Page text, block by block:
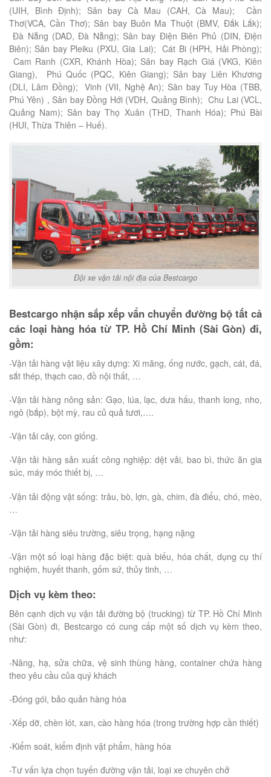
(UIH, Bình Định); Sân bay Cà Mau (CAH, Cà Mau); Cần
Thơ(VCA, Cần Thơ); Sân bay Buôn Ma Thuột (BMV, Đắk Lắk);
Đà Nẵng (DAD, Đà Nẵng); Sân bay Điện Biên Phủ (DIN, Điện
Biên); Sân bay Pleiku (PXU, Gia Lai); Cát Bi (HPH, Hải Phòng);
Cam Ranh (CXR, Khánh Hòa); Sân bay Rạch Giá (VKG, Kiên
Giang), Phú Quốc (PQC, Kiên Giang); Sân bay Liên Khương
(DLI, Lâm Đồng); Vinh (VII, Nghệ An); Sân bay Tuy Hòa (TBB,
Phú Yên) , Sân bay Đồng Hới (VDH, Quảng Bình); Chu Lai (VCL,
Quảng Nam); Sân bay Thọ Xuân (THD, Thanh Hóa); Phú Bài
(HUI, Thừa Thiên – Huế).
Đội xe vận tải nội địa của Bestcargo
Bestcargo nhận sắp xếp vẩn chuyển đường bộ tất cả
các loại hàng hóa từ TP. Hồ Chí Minh (Sài Gòn) đi,
gồm:
-Vận tải hàng vật liệu xây dựng: Xi măng, ống nước, gạch, cát, đá,
sắt thép, thạch cao, đồ nội thất, …
-Vận tải hàng nông sản: Gạo, lúa, lạc, dưa hấu, thanh long, nho,
ngô (bắp), bột mỳ, rau củ quả tươi,….
-Vận tải cây, con giống.
-Vận tải hàng sản xuất công nghiệp: dệt vải, bao bì, thức ăn gia
súc, máy móc thiết bị, …
-Vận tải động vật sống: trâu, bò, lợn, gà, chim, đà điểu, chó, mèo,
…
-Vận tải hàng siêu trường, siêu trọng, hạng nặng
-Vận một số loại hàng đặc biệt: quà biếu, hóa chất, dụng cụ thí
nghiệm, huyết thanh, gốm sứ, thủy tinh, …
Dịch vụ kèm theo:
Bên cạnh dịch vụ vận tải đường bộ (trucking) từ TP. Hồ Chí Minh
(Sài Gòn) đi, Bestcargo có cung cấp một số dịch vụ kèm theo,
như:
-Nâng, hạ, sửa chữa, vệ sinh thùng hàng, container chứa hàng
theo yêu cầu của quý khách
-Đóng gói, bảo quản hàng hóa
-Xếp dỡ, chèn lót, xan, cào hàng hóa (trong trường hợp cần thiết)
-Kiểm soát, kiểm định vật phẩm, hàng hóa
-Tư vấn lựa chọn tuyến đường vận tải, loại xe chuyên chở